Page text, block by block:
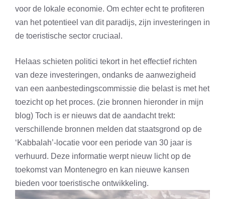
voor de lokale economie. Om echter echt te profiteren
van het potentieel van dit paradijs, zijn investeringen in
de toeristische sector cruciaal.
Helaas schieten politici tekort in het effectief richten
van deze investeringen, ondanks de aanwezigheid
van een aanbestedingscommissie die belast is met het
toezicht op het proces. (zie bronnen hieronder in mijn
blog) Toch is er nieuws dat de aandacht trekt:
verschillende bronnen melden dat staatsgrond op de
‘Kabbalah’-locatie voor een periode van 30 jaar is
verhuurd. Deze informatie werpt nieuw licht op de
toekomst van Montenegro en kan nieuwe kansen
bieden voor toeristische ontwikkeling.